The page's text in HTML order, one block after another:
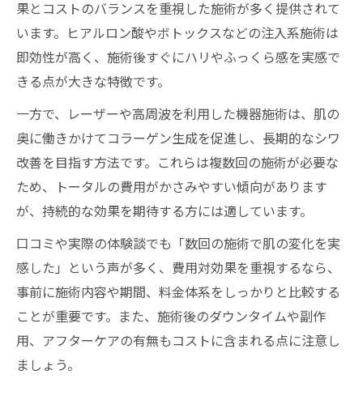
果とコストのバランスを重視した施術が多く提供されて
います。ヒアルロン酸やボトックスなどの注入系施術は
即効性が高く、施術後すぐにハリやふっくら感を実感で
きる点が大きな特徴です。
一方で、レーザーや高周波を利用した機器施術は、肌の
奥に働きかけてコラーゲン生成を促進し、長期的なシワ
改善を目指す方法です。これらは複数回の施術が必要な
ため、トータルの費用がかさみやすい傾向があります
が、持続的な効果を期待する方には適しています。
口コミや実際の体験談でも「数回の施術で肌の変化を実
感した」という声が多く、費用対効果を重視するなら、
事前に施術内容や期間、料金体系をしっかりと比較する
ことが重要です。また、施術後のダウンタイムや副作
用、アフターケアの有無もコストに含まれる点に注意し
ましょう。